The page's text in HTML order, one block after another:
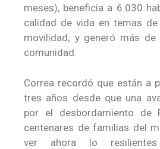
meses), beneficia a 6.030
calidad de vida en temas
movilidad; y generó más
comunidad.
Correa recordó que están a
tres años desde que una
por el desbordamiento
centenares de familias del
ver ahora lo